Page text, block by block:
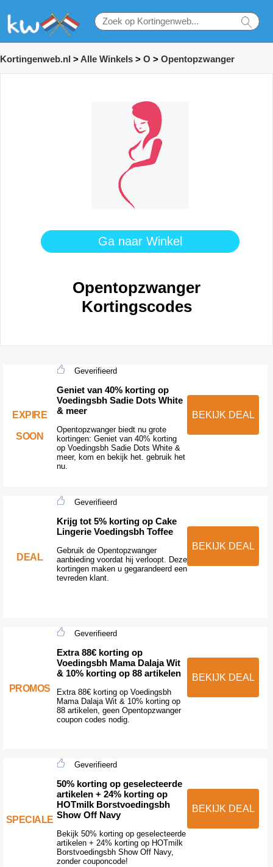
Kortingenweb.nl > Alle Winkels > O > Opentopzwanger
Ga naar Winkel
Opentopzwanger
Kortingscodes
EXPIRE
SOON
Geverifieerd
Geniet van 40% korting op
Voedingsbh Sadie Dots White
& meer
Opentopzwanger biedt nu grote
kortingen: Geniet van 40% korting
op Voedingsbh Sadie Dots White &
meer, kom en bekijk het. gebruik het
nu.
BEKIJK DEAL
DEAL
Geverifieerd
Krijg tot 5% korting op Cake
Lingerie Voedingsbh Toffee
Gebruik de Opentopzwanger
aanbieding voordat hij verloopt. Deze
kortingen maken u gegarandeerd een
tevreden klant.
BEKIJK DEAL
PROMOS
Geverifieerd
Extra 88€ korting op
Voedingsbh Mama Dalaja Wit
& 10% korting op 88 artikelen
Extra 88€ korting op Voedingsbh
Mama Dalaja Wit & 10% korting op
88 artikelen, geen Opentopzwanger
coupon codes nodig.
BEKIJK DEAL
SPECIALE
Geverifieerd
50% korting op geselecteerde
artikelen + 24% korting op
HOTmilk Borstvoedingsbh
Show Off Navy
Bekijk 50% korting op geselecteerde
artikelen + 24% korting op HOTmilk
Borstvoedingsbh Show Off Navy,
zonder couponcode!
BEKIJK DEAL